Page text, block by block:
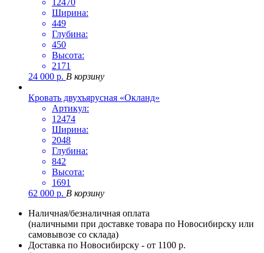
12470
Ширина:
449
Глубина:
450
Высота:
2171
24 000 р. В корзину
Кровать двухъярусная «Окланд»
Артикул:
12474
Ширина:
2048
Глубина:
842
Высота:
1691
62 000 р. В корзину
Наличная/безналичная оплата
(наличными при доставке товара по Новосибирску или
самовывозе со склада)
Доставка по Новосибирску - от 1100 р.